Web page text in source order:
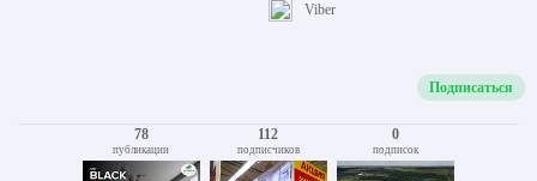
Viber
Подписаться
78
публикации
112
подписчиков
0
подписок